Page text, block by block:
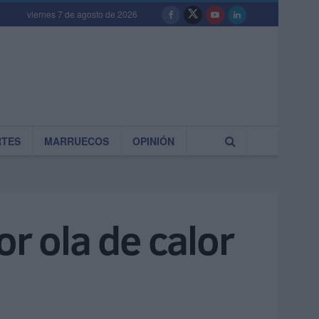
viernes 7 de agosto de 2026
MARRUECOS OPINIÓN
ola de calor